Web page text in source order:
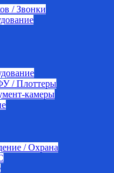
/ Звонки
/ Плоттеры
камеры
/ Охрана